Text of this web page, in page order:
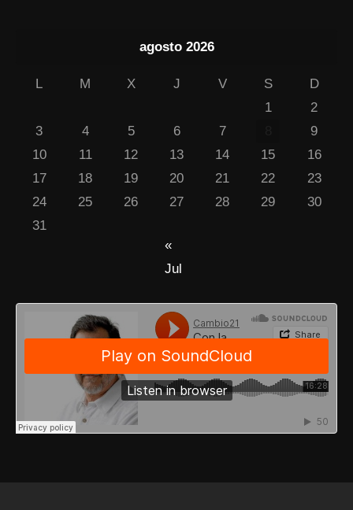
agosto 2026
L M X J V S
D
1
2
3
4 5 6 7
9
10
11 12 13 14 15
16
17
18 19 20 21 22
23
24
25 26 27 28 29
30
31
«
Jul